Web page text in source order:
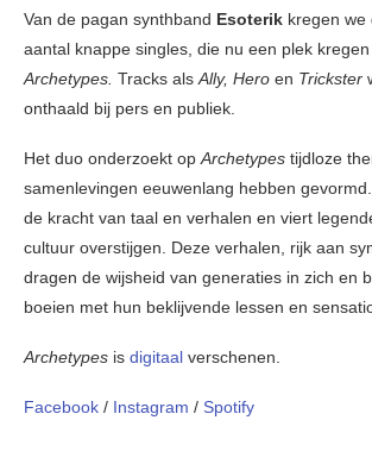
Van de pagan synthband Esoterik kregen we
aantal knappe singles, die nu een plek
Archetypes. Tracks als Ally, Hero en Trickster
onthaald bij pers en publiek.
Het duo onderzoekt op Archetypes tijdloze
samenlevingen eeuwenlang hebben
de kracht van taal en verhalen en viert
cultuur overstijgen. Deze verhalen, rijk aan
dragen de wijsheid van generaties in zich en
boeien met hun beklijvende lessen en
Archetypes is digitaal verschenen.
Facebook / Instagram / Spotify